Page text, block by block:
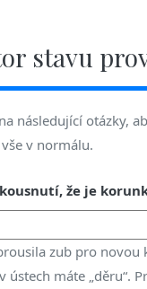
stavu
následující otázky,
v normálu.
že je
zub pro novou
ústech máte „děru“.